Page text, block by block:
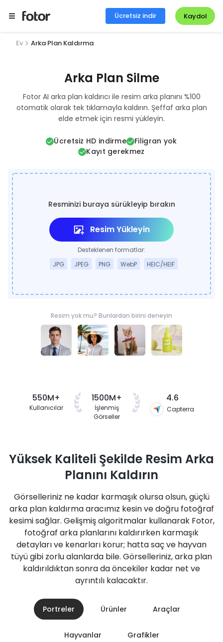
Ücretsiz indir Kaydol
Ev Arka Plan Kaldırma
Arka Plan Silme
Fotor AI arka plan kaldırıcı ile resim arka planını %100
otomatik olarak tek tıklamayla kaldırın. Şeffaf arka plan
elde etmek için resmi yükleyin.
Ücretsiz HD indirme
Filigran yok
Kayıt gerekmez
Resminizi buraya sürükleyip bırakın
Resim Yükleyin
Desteklenen formatlar:
JPG
JPEG PNG WebP HEIC/HEIF
Resim yok mu? Bunlardan birini deneyin
550M+
Kullanıcılar
1500M+
İşlenmiş
Görseller
4.6
Capterra
Yüksek Kaliteli Şekilde Resim Arka
Planını Kaldırın
Görselleriniz ne kadar karmaşık olursa olsun, güçlü
arka plan kaldırma aracımız kesin ve doğru fotoğraf
kesimi sağlar. Gelişmiş algoritmalar kullanarak Fotor,
fotoğraf arka planlarını kaldırırken karmaşık
detayları ve kenarları korur; hatta saç ve hayvan
tüyü gibi zorlu alanlarda bile. Görselleriniz, arka plan
kaldırıldıktan sonra da öncekiler kadar net ve
ayrıntılı kalacaktır.
Portreler Ürünler Araçlar
Hayvanlar Grafikler